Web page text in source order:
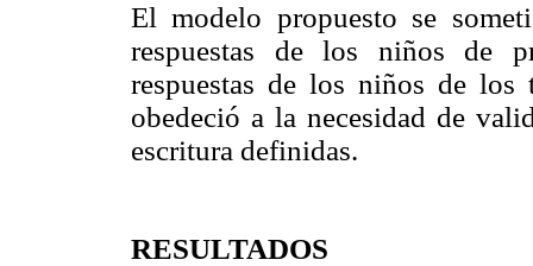
El modelo propuesto se
respuestas de los niños de
respuestas de los niños de los
obedeció a la necesidad de
escritura definidas.
RESULTADOS